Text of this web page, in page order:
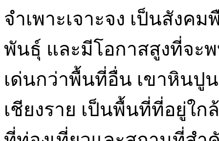
จำเพาะเจาะจง เป็นสัง
พันธุ์ และมีโอกาสสูงที่จ
เด่นกว่าพื้นที่อื่น เขาหินปู
เชียงราย เป็นพื้นที่ที่อยู่ใ